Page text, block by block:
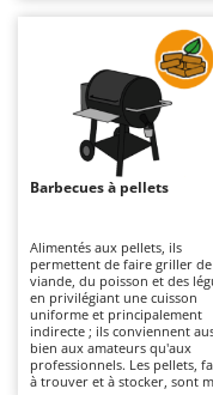
Bancs de scie
Bennes pour
Brosses pour
Brouettes à
Broyeurs à axe
Butteurs pour
C
Chargeurs de
Charrues pour
Argo
Ariete
Artus
Attila
Ausonia
Awelco
B
Baesso
Bahco
traditionnelle avec un arôme
prononcé et un rayonnement
direct de la chaleur. La
peut être légère, moyenne ou
lourde, avec un foyer en acier
émaillé ou en acier inox et une
surface de cuisson chromée,
fonte émaillée ou en acier
différentes dimensions (de 2 à
convives selon le modèle). Les
modèles avec couvercle
précise de la température
des valves d'aération.
jardins et aux espaces
la fumée ne constitue pas une
contrainte, ils nécessitent un
enlèvement régulier des
et des résidus et un nettoyage
minutieux de la grille afin de
préserver leur efficacité et
Barbecues à pellets
Alimentés aux pellets, ils
permettent de faire griller
viande, du poisson et des
en privilégiant une cuisson
uniforme et principalement
indirecte ; ils conviennent
bien aux amateurs qu'aux
professionnels. Les pellets,
à trouver et à stocker, sont